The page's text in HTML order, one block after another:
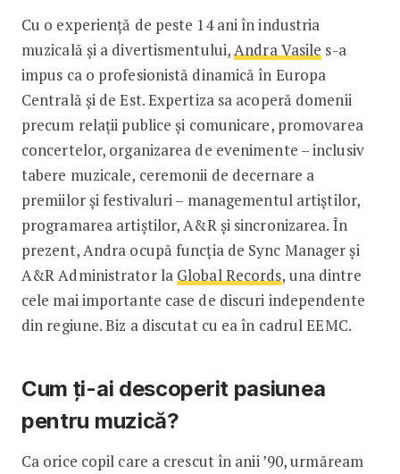
Andra Vasile, Global Records:
Cu o experiență de peste 14 ani în industria
muzicală și a divertismentului,Andra Vasile s-a
impus ca o profesionistă dinamică în Europa
Centrală și de Est. Expertiza sa acoperă domenii
precum relații publice și comunicare, promovarea
concertelor, organizarea de evenimente – inclusiv
tabere muzicale, ceremonii de decernare a
premiilor și festivaluri – managementul artiștilor,
programarea artiștilor, A&R și sincronizarea. În
prezent, Andra ocupă funcția de Sync Manager și
A&R Administrator la Global Records, una dintre
cele mai importante case de discuri independente
din regiune. Biz a discutat cu ea în cadrul EEMC.
Cum ți-ai descoperit pasiunea
pentru muzică?
Ca orice copil care a crescut în anii ’90, urmăream